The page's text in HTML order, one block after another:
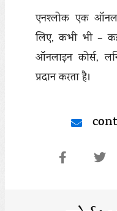
एनश्लोक एक
लिए, कभी भी –
ऑनलाइन कोर्स,
प्रदान करता है।